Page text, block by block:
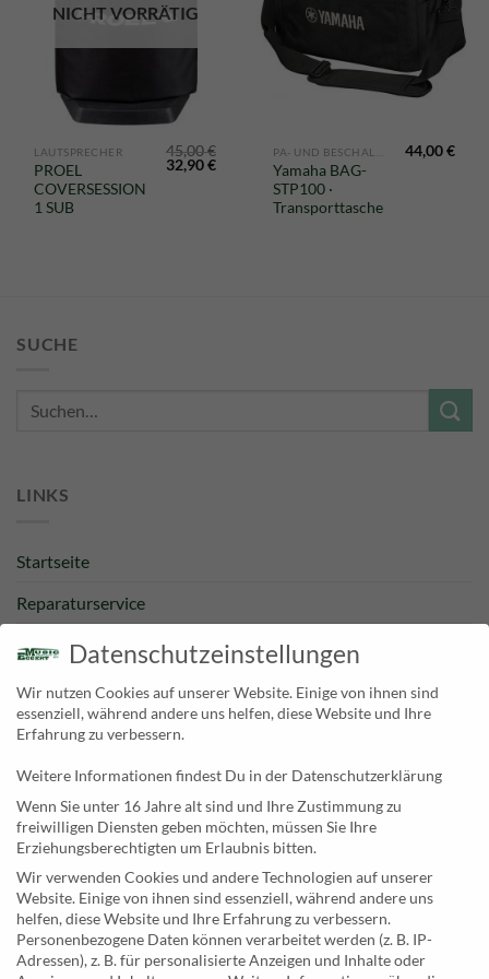
NICHT VORRÄTIG
LAUTSPRECHER
PROEL
COVERSESSION
1 SUB
45,00€
Ursprünglicher
Preis
32,90€AktuellerYamaha BAG-
STP100 ·
Transporttasche
44,00€
SUCHE
Suche
LINKS
Startseite
Reparaturservice
Bestpreisgarantie
Kategorien
Newsletter
KONTAKT
MusicEggert
Inh. Rolf Eggert
Paulstraße 2a
19249 Lübtheen
Datenschutzeinstellungen
Wir nutzen Cookies auf unserer Website. Einige von ihnen sind
essenziell, während andere uns helfen, diese Website und Ihre
Erfahrung zu verbessern.
Weitere Informationen findest Du in der Datenschutzerklärung
Wenn Sie unter 16 Jahre alt sind und Ihre Zustimmung zu
freiwilligen Diensten geben möchten, müssen Sie Ihre
Erziehungsberechtigten um Erlaubnis bitten.
Wir verwenden Cookies und andere Technologien auf unserer
Website. Einige von ihnen sind essenziell, während andere uns
helfen, diese Website und Ihre Erfahrung zu verbessern.
Personenbezogene Daten können verarbeitet werden (z. B. IP-
Adressen), z. B. für personalisierte Anzeigen und Inhalte oder